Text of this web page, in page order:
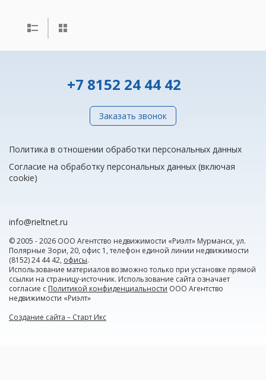
+7 8152 24 44 42
Заказать звонок
Политика в отношении обработки персональных данных
Согласие на обработку персональных данных (включая
cookie)
info@rieltnet.ru
© 2005 - 2026 ООО Агентство недвижимости «Риэлт» Мурманск, ул.
Полярные Зори, 20, офис 1, телефон единой линии недвижимости
(8152) 24 44 42, офисы.
Использование материалов возможно только при установке прямой
ссылки на страницу-источник. Использование сайта означает
согласие с Политикой конфиденциальности ООО Агентство
недвижимости «Риэлт»
Создание сайта – Старт Икс